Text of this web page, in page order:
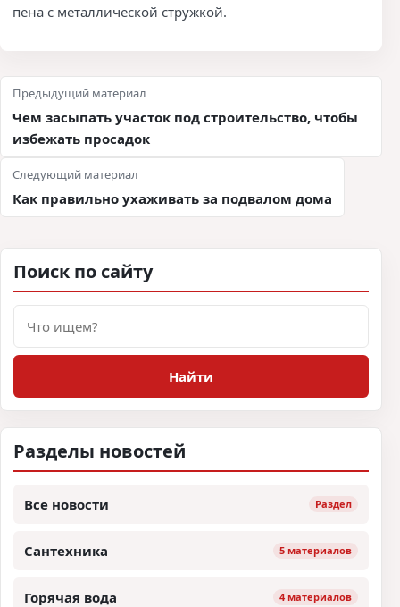
пена с металлической стружкой.
Навигация по записям
Предыдущий материал
Чем засыпать участок под строительство, чтобы
избежать просадок
Следующий материал
Как правильно ухаживать за подвалом дома
Поиск по сайту
Найти
Разделы новостей
Все новости Раздел
Сантехника 5 материалов
Горячая вода 4 материалов